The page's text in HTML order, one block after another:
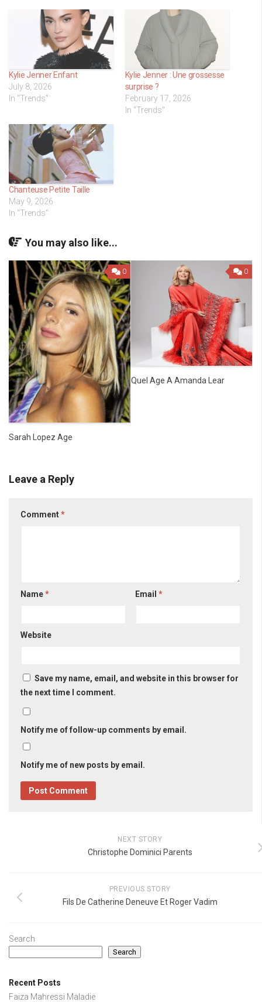
Kylie Jenner Enfant
July 8, 2026
In "Trends"
Kylie Jenner : Une grossesse
surprise ?
February 17, 2026
In "Trends"
Chanteuse Petite Taille
May 9, 2026
In "Trends"
You may also like...
0
Sarah Lopez Age
0
Quel Age A Amanda Lear
Leave a Reply
Comment*
Name* Email*
Website
Save my name, email, and website in this browser for
the next time I comment.
Notify me of follow-up comments by email.
Notify me of new posts by email.
NEXT STORY
Christophe Dominici Parents
PREVIOUS STORY
Fils De Catherine Deneuve Et Roger Vadim
Search
Search
Recent Posts
Faiza Mahressi Maladie